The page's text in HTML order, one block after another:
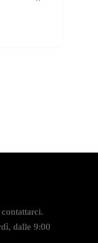
dalle 9:00